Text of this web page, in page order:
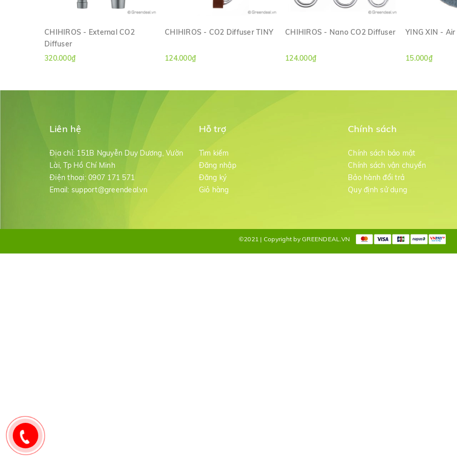
CHIHIROS - External CO2
Diffuser
320.000₫
CHIHIROS - CO2 Diffuser TINY
124.000₫
CHIHIROS - Nano CO2 Diffuser
124.000₫
YING XIN -
15.000₫
Liên hệ
Địa chỉ: 151B Nguyễn Duy Dương, Vườn
Lài, Tp Hồ Chí Minh
Điện thoại: 0907 171 571
Email: support@greendeal.vn
Hỗ trợ
Tìm kiếm
Đăng nhập
Đăng ký
Giỏ hàng
Chính sách
Chính sách bảo mật
Chính sách vận chuyển
Bảo hành đổi trả
Quy định sử dụng
©2021 | Copyright by GREENDEAL.VN
0907171571